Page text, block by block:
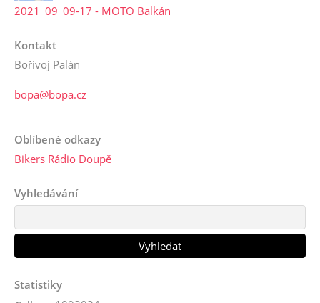
2021_09_09-17 - MOTO Balkán
Kontakt
Bořivoj Palán
bopa@bopa.cz
Oblíbené odkazy
Bikers Rádio Doupě
Vyhledávání
Statistiky